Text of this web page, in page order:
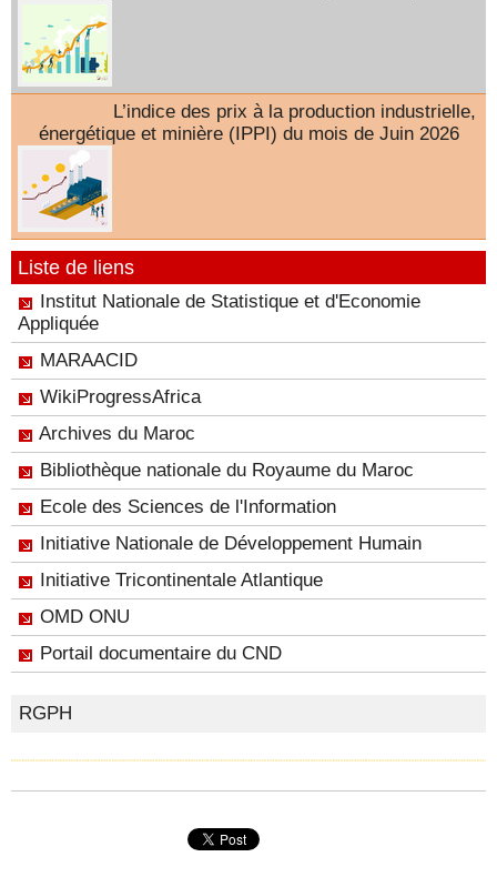
L’indice des prix à la production industrielle,
énergétique et minière (IPPI) du mois de Juin 2026
Liste de liens
Institut Nationale de Statistique et d'Economie
Appliquée
MARAACID
WikiProgressAfrica
Archives du Maroc
Bibliothèque nationale du Royaume du Maroc
Ecole des Sciences de l'Information
Initiative Nationale de Développement Humain
Initiative Tricontinentale Atlantique
OMD ONU
Portail documentaire du CND
RGPH